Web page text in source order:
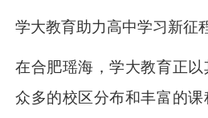
学大教育助力高中学习新征
在合肥瑶海，学大教育正以
众多的校区分布和丰富的